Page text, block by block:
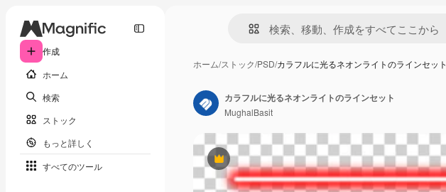
作成
ホーム
検索
ストック
もっと詳しく
すべてのツール
ホーム/ストック/PSD/カラフルに光るネオンライトのラインセット
Premium
カラフルに光るネオンライトのラインセット
MughalBasit